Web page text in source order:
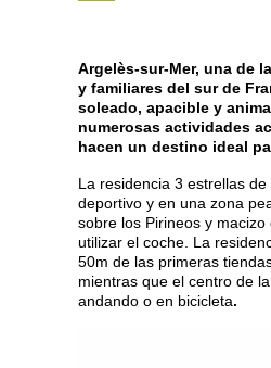
Argelès-sur-Mer, una de
y familiares del sur de
soleado, apacible y
numerosas actividades
hacen un destino ideal
La residencia 3 estrellas
deportivo y en una zona
sobre los Pirineos y
utilizar el coche. La
50m de las primeras
mientras que el centro de
andando o en bicicleta.